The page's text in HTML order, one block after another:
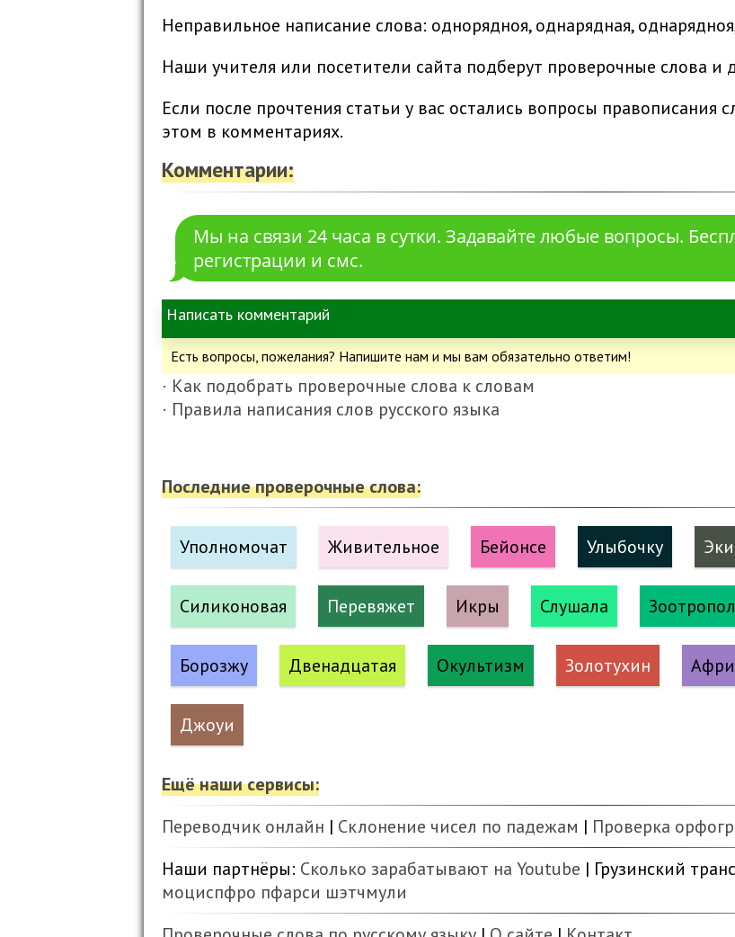
Неправильное написание слова: однорядноя, однарядная,
Наши учителя или посетители сайта подберут проверочные слова
Если после прочтения статьи у вас остались вопросы правописания
этом в комментариях.
Комментарии:
Мы на связи 24 часа в сутки. Задавайте любые вопросы.
регистрации и смс.
Есть вопросы, пожелания? Напишите нам и мы вам обязательно ответим!
· Как подобрать проверочные слова к словам
· Правила написания слов русского языка
Последние проверочные слова:
Уполномочат Живительное Бейонсе Улыбочку
Силиконовая Перевяжет Икры Слушала
Борозжу Двенадцатая Окультизм Золотухин
Джоуи
Ещё наши сервисы:
Переводчик онлайн | Склонение чисел по падежам | Проверка
Наши партнёры: Сколько зарабатывают на Youtube | Грузинский
моциспфро пфарси шэтчмули